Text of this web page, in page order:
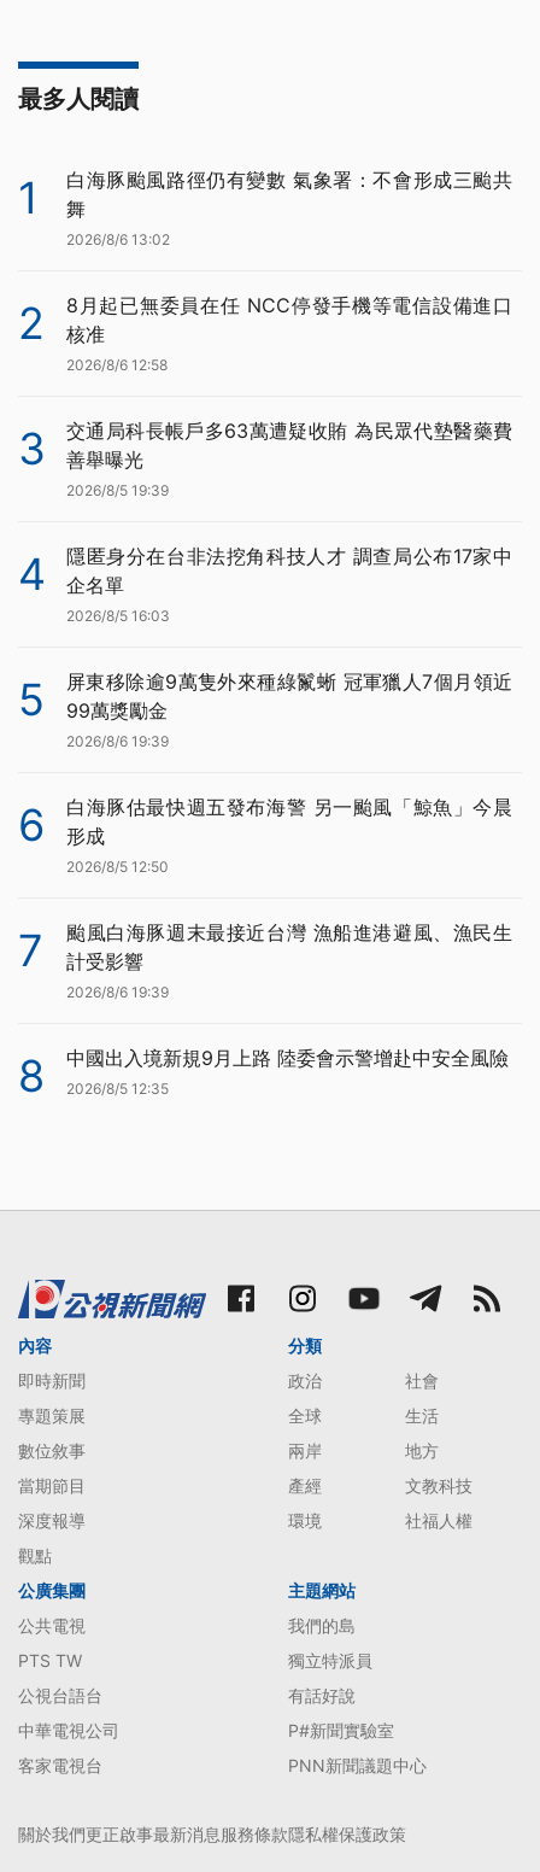
最多人閱讀
1
白海豚颱風路徑仍有變數 氣象署：不會形成三颱共
舞
2026/8/6 13:02
2
8月起已無委員在任 NCC停發手機等電信設備進口
核准
2026/8/6 12:58
3
交通局科長帳戶多63萬遭疑收賄 為民眾代墊醫藥費
善舉曝光
2026/8/5 19:39
4
隱匿身分在台非法挖角科技人才 調查局公布17家中
企名單
2026/8/5 16:03
5
屏東移除逾9萬隻外來種綠鬣蜥 冠軍獵人7個月領近
99萬獎勵金
2026/8/6 19:39
6
白海豚估最快週五發布海警 另一颱風「鯨魚」今晨
形成
2026/8/5 12:50
7
颱風白海豚週末最接近台灣 漁船進港避風、漁民生
計受影響
2026/8/6 19:39
8 中國出入境新規9月上路 陸委會示警增赴中安全風險
2026/8/5 12:35
內容
即時新聞
專題策展
數位敘事
當期節目
深度報導
觀點
分類
政治
社會
全球
生活
兩岸
地方
產經
文教科技
環境
社福人權
公廣集團
公共電視
PTS TW
公視台語台
中華電視公司
客家電視台
主題網站
我們的島
獨立特派員
有話好說
P#新聞實驗室
PNN新聞議題中心
關於我們更正啟事最新消息服務條款隱私權保護政策